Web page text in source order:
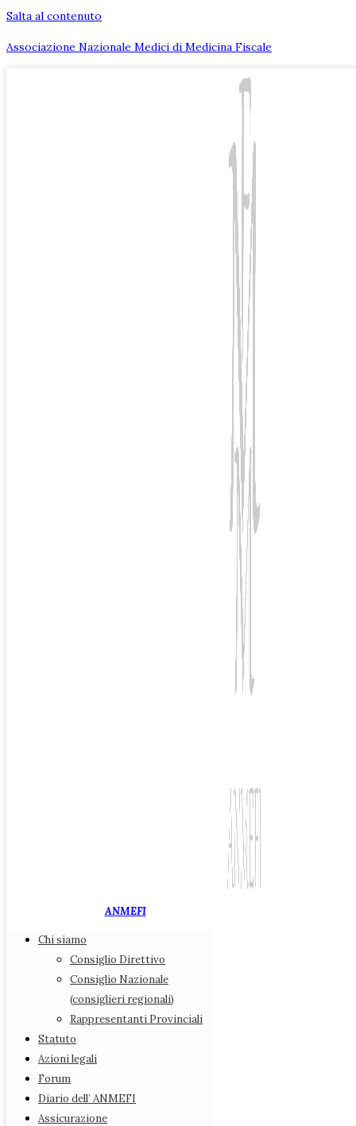
Salta al contenuto
Associazione Nazionale Medici di Medicina Fiscale
ANMEFI
Chi siamo
Consiglio Direttivo
Consiglio Nazionale
(consiglieri regionali)
Rappresentanti Provinciali
Statuto
Azioni legali
Forum
Diario dell’ ANMEFI
Assicurazione
Associazione Nazionale
Medici di Medicina Fiscale
Chi siamo
Consiglio Nazionale (consiglieri regionali)
Statuto
Azioni legali